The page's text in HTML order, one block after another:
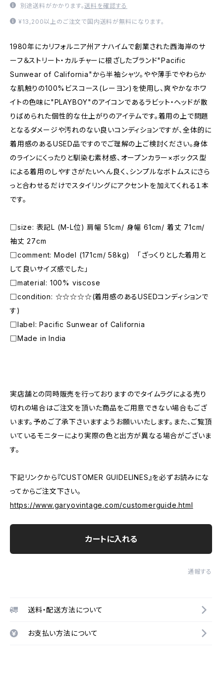
別途送料がかかります。送料を確認する
¥13,200以上のご注文で国内送料が無料になります。
1980年にカリフォルニア州アナハイムで創業された西海岸のサ
ーフ＆ストリート・カルチャーに根ざしたブランド"Pacific
Sunwear of California"から半袖シャツ。やや薄手でやわらか
な肌触りの100%ビスコース(レーヨン)を使用し、爽やかなホワ
イトの色味に"PLAYBOY"のアイコンであるラビット・ヘッドが散
りばめられた個性的な仕上がりのアイテムです。着用の上で問題
となるダメージや汚れのない良いコンディションですが、全体的に
着用感のあるUSED品ですのでご理解の上ご検討ください。身体
のラインにくったりと馴染む素材感、オープンカラー×ボックス型
による着用のしやすさがたいへん良く、シンプルなボトムスにさら
っと合わせるだけでスタイリングにアクセントを加えてくれる１本
です。
□size: 表記L (M-L位) 肩幅 51cm/ 身幅 61cm/ 着丈 71cm/
袖丈 27cm
□comment: Model (171cm/ 58kg) 「ざっくりとした着用と
して良いサイズ感でした」
□material: 100% viscose
□condition: ☆☆☆☆☆(着用感のあるUSEDコンディションで
す)
□label: Pacific Sunwear of California
□Made in India
実店舗との同時販売を行っておりますのでタイムラグによる売り
切れの場合はご注文を頂いた商品をご用意できない場合もござ
います。予めご了承下さいますようお願いいたします。また、ご覧頂
いているモニターにより実際の色と出方が異なる場合がございま
す。
下記リンクから『CUSTOMER GUIDELINES』を必ずお読みにな
ってからご注文下さい。
https://www.garyovintage.com/customerguide.html
カートに入れる
通報する
送料・配送方法について
お支払い方法について